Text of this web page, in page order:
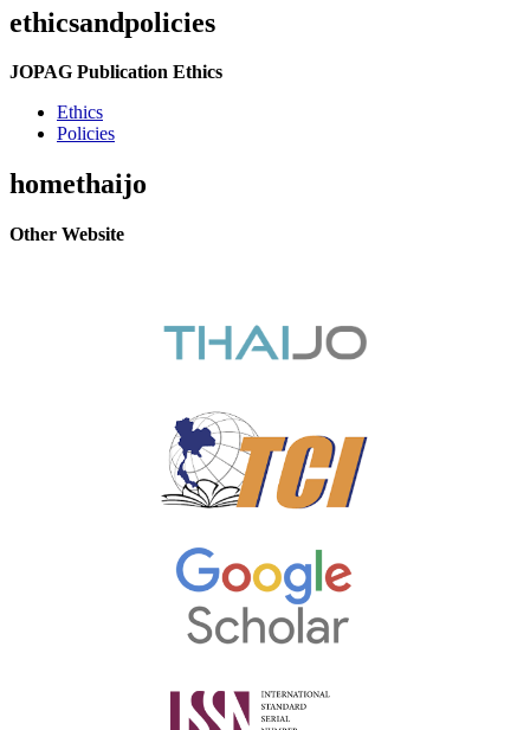
ethicsandpolicies
JOPAG Publication Ethics
Ethics
Policies
homethaijo
Other Website